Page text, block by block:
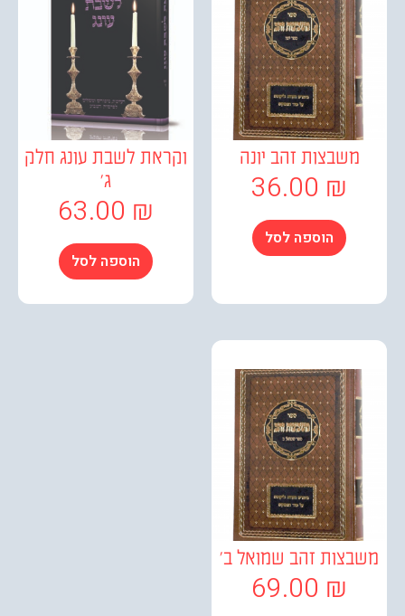
זהב יונה
36.00
הוספה לסל
וקראת לשבת עונג חלק
63.00
הוספה לסל
זהב שמואל ב'
69.00